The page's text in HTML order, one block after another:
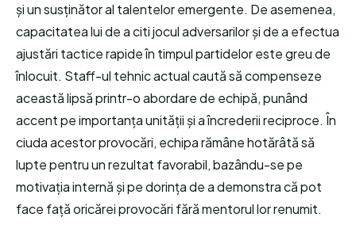
și un susținător al talentelor emergente. De asemenea,
capacitatea lui de a citi jocul adversarilor și de a efectua
ajustări tactice rapide în timpul partidelor este greu de
înlocuit. Staff-ul tehnic actual caută să compenseze
această lipsă printr-o abordare de echipă, punând
accent pe importanța unității și a încrederii reciproce. În
ciuda acestor provocări, echipa rămâne hotărâtă să
lupte pentru un rezultat favorabil, bazându-se pe
motivația internă și pe dorința de a demonstra că pot
face față oricărei provocări fără mentorul lor renumit.